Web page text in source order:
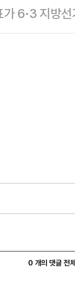
힘 동료 의원
가 뱀에
서는 코브라
6·3 지방
는 한 표 한
0 개의 댓글 전